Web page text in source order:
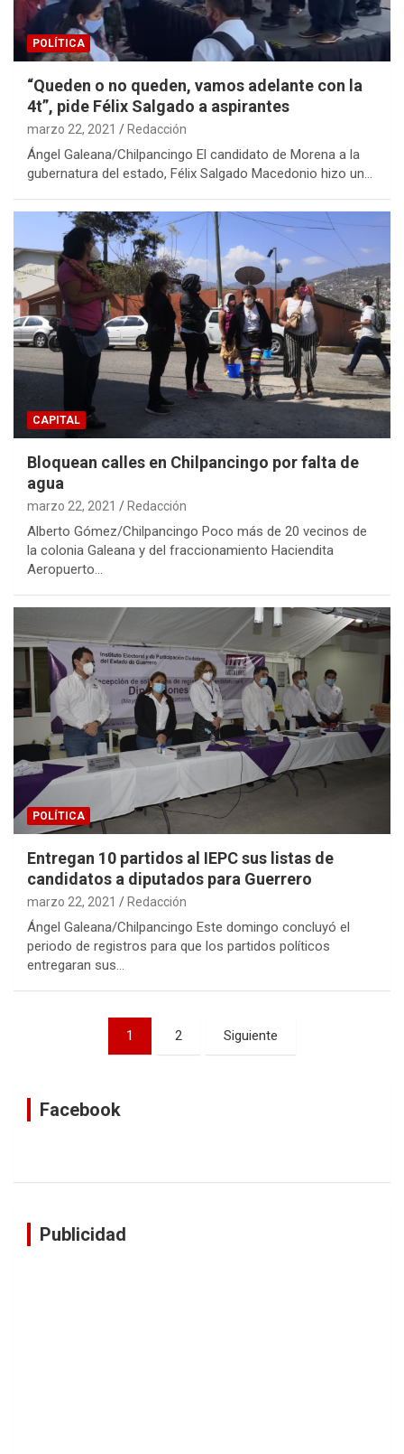
POLÍTICA
“Queden o no queden, vamos adelante con la
4t”, pide Félix Salgado a aspirantes
marzo 22, 2021 Redacción
Ángel Galeana/Chilpancingo El candidato de Morena a la
gubernatura del estado, Félix Salgado Macedonio hizo un…
CAPITAL
Bloquean calles en Chilpancingo por falta de
agua
marzo 22, 2021 Redacción
Alberto Gómez/Chilpancingo Poco más de 20 vecinos de
la colonia Galeana y del fraccionamiento Haciendita
Aeropuerto…
POLÍTICA
Entregan 10 partidos al IEPC sus listas de
candidatos a diputados para Guerrero
marzo 22, 2021 Redacción
Ángel Galeana/Chilpancingo Este domingo concluyó el
periodo de registros para que los partidos políticos
entregaran sus…
Navegación
1 2 Siguiente
Facebook
Publicidad